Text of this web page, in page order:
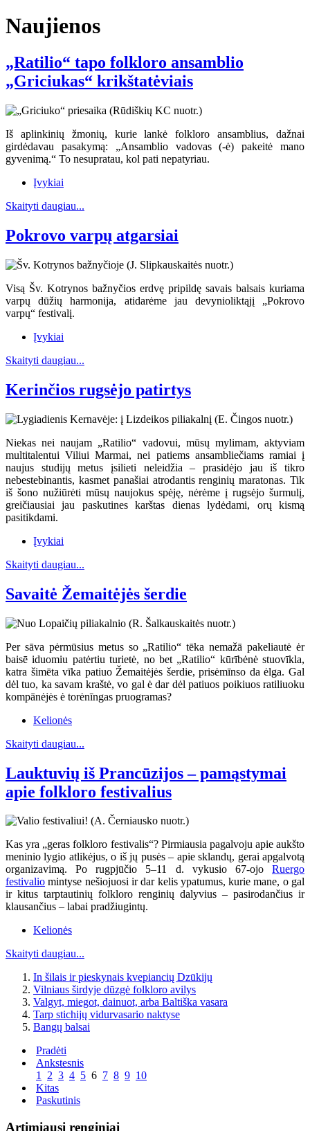
Naujienos
„Ratilio“ tapo folkloro ansamblio
„Griciukas“ krikštatėviais
Iš aplinkinių žmonių, kurie lankė folkloro ansamblius, dažnai
girdėdavau pasakymą: „Ansamblio vadovas (-ė) pakeitė mano
gyvenimą.“ To nesupratau, kol pati nepatyriau.
Įvykiai
Skaityti daugiau...
Pokrovo varpų atgarsiai
Visą Šv. Kotrynos bažnyčios erdvę pripildę savais balsais kuriama
varpų dūžių harmonija, atidarėme jau devynioliktąjį „Pokrovo
varpų“ festivalį.
Įvykiai
Skaityti daugiau...
Kerinčios rugsėjo patirtys
Niekas nei naujam „Ratilio“ vadovui, mūsų mylimam, aktyviam
multitalentui Viliui Marmai, nei patiems ansambliečiams ramiai į
naujus studijų metus įsilieti neleidžia – prasidėjo jau iš tikro
nebestebinantis, kasmet panašiai atrodantis renginių maratonas. Tik
iš šono nužiūrėti mūsų naujokus spėję, nėrėme į rugsėjo šurmulį,
greičiausiai jau paskutines karštas dienas lydėdami, orų kismą
pasitikdami.
Įvykiai
Skaityti daugiau...
Savaitė Žemaitėjės šerdie
Per sāva pėrmūsius metus so „Ratilio“ tēka nemažā pakeliautė ėr
baisē iduomiu patėrtiu turietė, no bet „Ratilio“ kūrībėnė stuovīkla,
katra šimēta vīka patiuo Žemaitėjės šerdie, prisėmīnso da ėlga. Gal
dėl tuo, ka savam kraštė, vo gal ė dar dėl patiuos poikiuos ratiliuoku
kompānėjės ė torėnīngas pruogramas?
Kelionės
Skaityti daugiau...
Lauktuvių iš Prancūzijos – pamąstymai
apie folkloro festivalius
Kas yra „geras folkloro festivalis“? Pirmiausia pagalvoju apie aukšto
meninio lygio atlikėjus, o iš jų pusės – apie sklandų, gerai apgalvotą
organizavimą. Po rugpjūčio 5–11 d. vykusio 67-ojo Ruergo
festivalio mintyse nešiojuosi ir dar kelis ypatumus, kurie mane, o gal
ir kitus tarptautinių folkloro renginių dalyvius – pasirodančius ir
klausančius – labai pradžiugintų.
Kelionės
Skaityti daugiau...
In šilais ir pieskynais kvepiancių Dzūkijų
Vilniaus širdyje dūzgė folkloro avilys
Valgyt, miegot, dainuot, arba Baltiška vasara
Tarp stichijų vidurvasario naktyse
Bangų balsai
Pradėti
Ankstesnis
1 2 3 4 5 6 7 8 9 10
Kitas
Paskutinis
Artimiausi renginiai